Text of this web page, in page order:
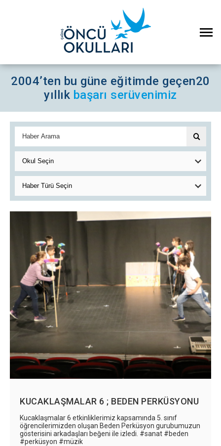
2004’ten bu güne eğitimde geçen20
yıllık başarı serüvenimiz
KUCAKLAŞMALAR 6 ; BEDEN PERKÜSYONU
Kucaklaşmalar 6 etkinliklerimiz kapsamında 5. sınıf
öğrencilerimizden oluşan Beden Perküsyon gurubumuzun
gösterisini arkadaşları beğeni ile izledi. #sanat #beden
#perküsyon #müzik